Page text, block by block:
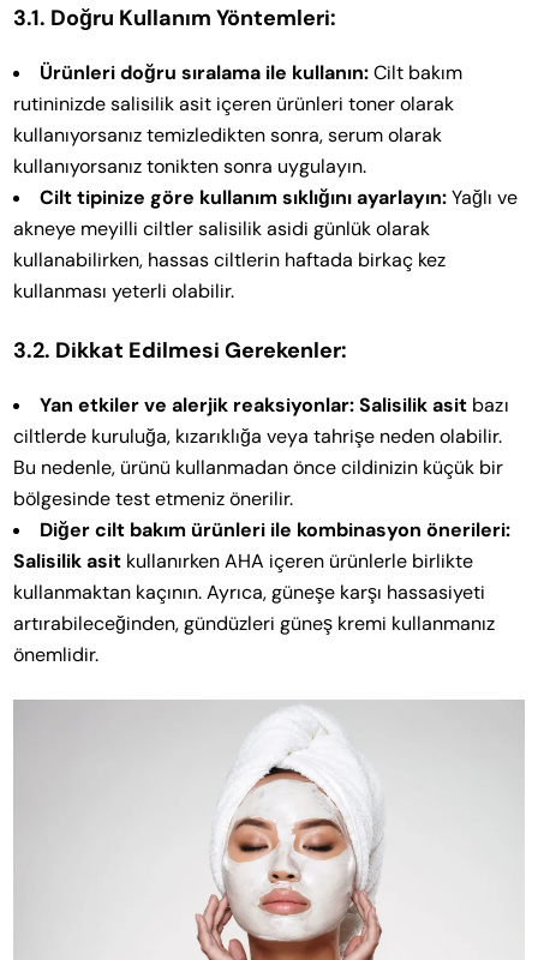
3.1. Doğru Kullanım Yöntemleri:
Ürünleri doğru sıralama ile kullanın:Cilt bakım
rutininizde salisilik asit içeren ürünleri toner olarak
kullanıyorsanız temizledikten sonra, serum olarak
kullanıyorsanız tonikten sonra uygulayın.
Cilt tipinize göre kullanım sıklığını ayarlayın:Yağlı ve
akneye meyilli ciltler salisilik asidi günlük olarak
kullanabilirken, hassas ciltlerin haftada birkaç kez
kullanması yeterli olabilir.
3.2. Dikkat Edilmesi Gerekenler:
Yan etkiler ve alerjik reaksiyonlar: Salisilik asit bazı
ciltlerde kuruluğa, kızarıklığa veya tahrişe neden olabilir.
Bu nedenle, ürünü kullanmadan önce cildinizin küçük bir
bölgesinde test etmeniz önerilir.
Diğer cilt bakım ürünleri ile kombinasyon önerileri:
Salisilik asit kullanırken AHA içeren ürünlerle birlikte
kullanmaktan kaçının. Ayrıca, güneşe karşı hassasiyeti
artırabileceğinden, gündüzleri güneş kremi kullanmanız
önemlidir.